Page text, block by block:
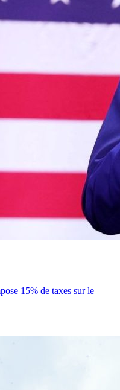
15% de taxes sur le